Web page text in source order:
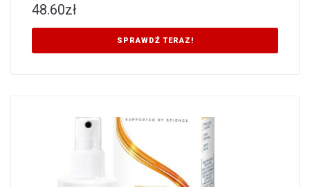
48.60zł
SPRAWDŹ TERAZ!